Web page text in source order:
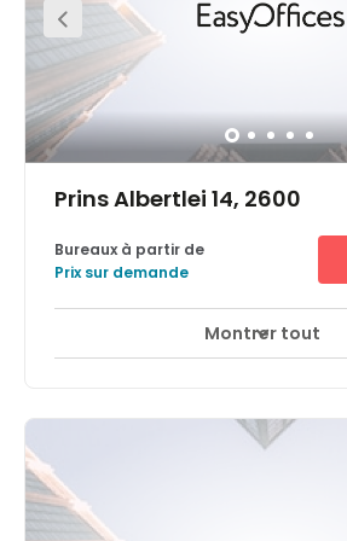
Prins Albertlei 14, 2600
Bureaux à partir de
Prix sur demande
Montrer tout